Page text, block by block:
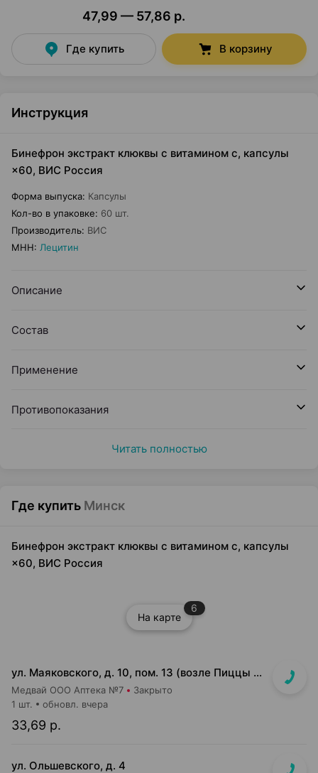
47,99 — 57,86 р.
Где купить В корзину
Инструкция
Бинефрон экстракт клюквы с витамином с, капсулы
×60, ВИС Россия
Форма выпуска: Капсулы
Кол-во в упаковке: 60 шт.
Производитель: ВИС
МНН: Лецитин
Описание
Состав
Применение
Противопоказания
Читать полностью
Где купить Минск
Бинефрон экстракт клюквы с витамином с, капсулы
×60, ВИС Россия
На карте
6
ул. Маяковского, д. 10, пом. 13 (возле Пиццы Мании)
Медвай ООО Аптека №7 Закрыто
33,69 р.
1 шт. обновл. вчера
ул. Ольшевского, д. 4